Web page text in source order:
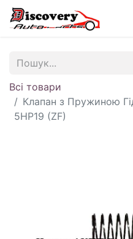
Всі товари
Клапан з Пружиною
5HP19 (ZF)